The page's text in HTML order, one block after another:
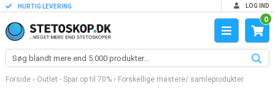
HURTIG LEVERING LOG IND
0
Forside› Outlet - Spar op til 70%› Forskellige mastere/ samleprodukter